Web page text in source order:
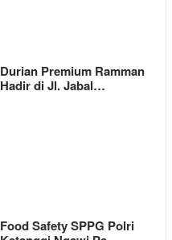
Durian Premium Ramman
Hadir di Jl. Jabal…
Food Safety SPPG Polri